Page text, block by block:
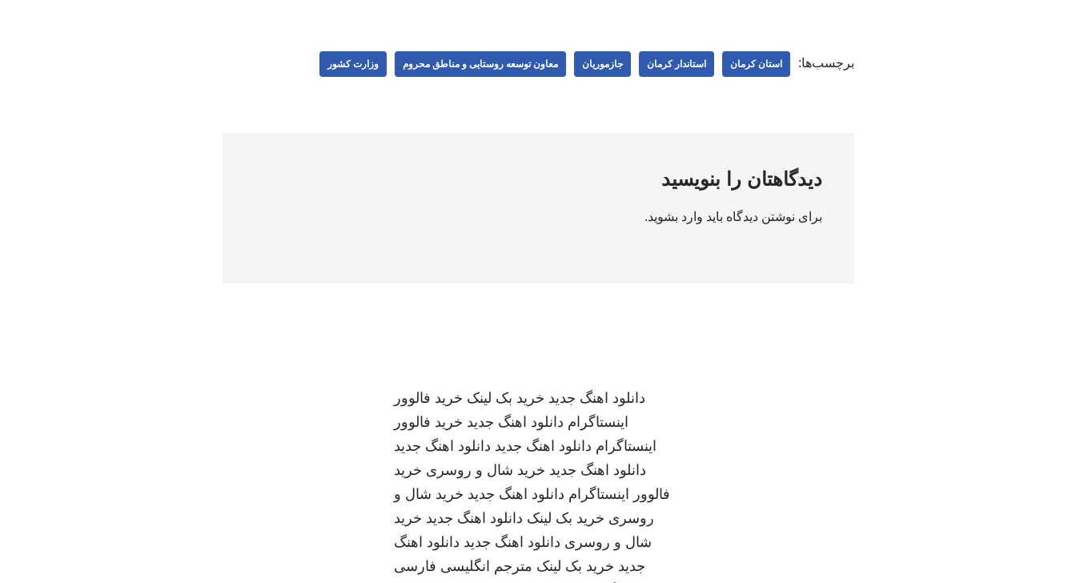
برچسب‌ها: استان کرمان استاندار کرمان جازموریان معاون توسعه روستایی و مناطق محروم وزارت کشور
دیدگاهتان را بنویسید
برای نوشتن دیدگاه باید وارد بشوید.
دانلود اهنگ جدید خرید بک لینک خرید فالوور
اینستاگرام دانلود اهنگ جدید خرید فالوور
اینستاگرام دانلود اهنگ جدید دانلود اهنگ جدید
دانلود اهنگ جدید خرید شال و روسری خرید
فالوور اینستاگرام دانلود اهنگ جدید خرید شال و
روسری خرید بک لینک دانلود اهنگ جدید خرید
شال و روسری دانلود اهنگ جدید دانلود اهنگ
جدید خرید بک لینک مترجم انگلیسی فارسی